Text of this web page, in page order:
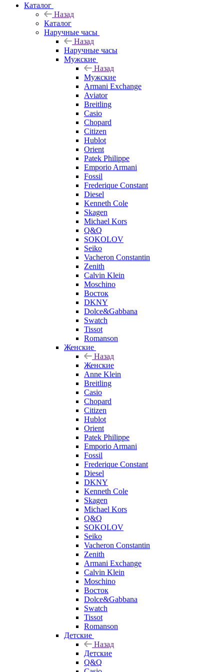
Каталог
Назад
Каталог
Наручные часы
Назад
Наручные часы
Мужские
Назад
Мужские
Armani Exchange
Aviator
Breitling
Casio
Chopard
Citizen
Hublot
Orient
Patek Philippe
Emporio Armani
Fossil
Frederique Constant
Diesel
Kenneth Cole
Skagen
Michael Kors
Q&Q
SOKOLOV
Seiko
Vacheron Constantin
Zenith
Calvin Klein
Moschino
Восток
DKNY
Dolce&Gabbana
Swatch
Tissot
Romanson
Женские
Назад
Женские
Anne Klein
Breitling
Casio
Chopard
Citizen
Hublot
Orient
Patek Philippe
Emporio Armani
Fossil
Frederique Constant
Diesel
DKNY
Kenneth Cole
Skagen
Michael Kors
Q&Q
SOKOLOV
Seiko
Vacheron Constantin
Zenith
Armani Exchange
Calvin Klein
Moschino
Восток
Dolce&Gabbana
Swatch
Tissot
Romanson
Детские
Назад
Детские
Q&Q